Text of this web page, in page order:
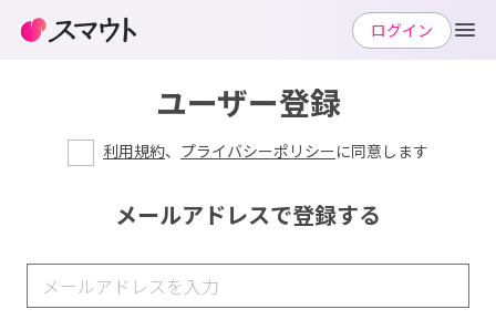
ユーザー登録
利用規約、 プライバシーポリシーに同意します
メールアドレスで登録する
ログイン